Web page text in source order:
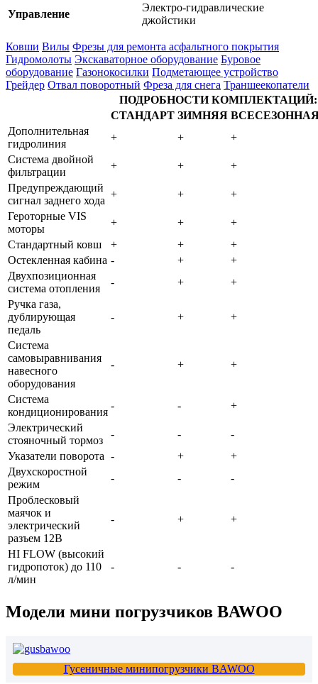
Управление
Электро-гидравлические
джойстики
Ковши Вилы Фрезы для ремонта асфальтного покрытия
Гидромолоты Экскаваторное оборудование Буровое
оборудование Газонокосилки Подметающее устройство
Грейдер Отвал поворотный Фреза для снега Траншеекопатели
ПОДРОБНОСТИ КОМПЛЕКТАЦИЙ:
СТАНДАРТ ЗИМНЯЯ
Дополнительная
гидролиния
+ +
+
Система двойной
фильтрации
+ +
+
Предупреждающий
сигнал заднего хода
+ +
+
Героторные VIS
моторы
+ +
+
Стандартный ковш
+ +
+
Остекленная кабина - +
+
Двухпозиционная
система отопления
- +
+
Ручка газа,
дублирующая
педаль
- + +
Система
самовыравнивания
навесного
оборудования
- + +
Система
кондиционирования
- -
+
Электрический
стояночный тормоз
- -
-
Указатели поворота - +
+
Двухскоростной
режим
- -
-
Проблесковый
маячок и
электрический
разъем 12В
- + +
HI FLOW (высокий
гидропоток) до 110
л/мин
- - -
Модели мини погрузчиков BAWOO
Гусеничные минипогрузчики BAWOO